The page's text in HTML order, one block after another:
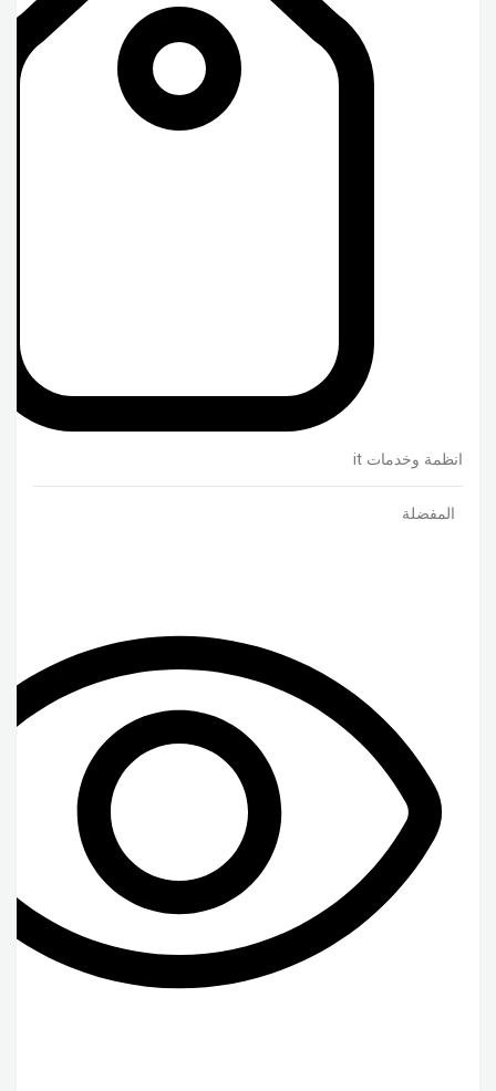
انظمة وخدمات it
المفضلة